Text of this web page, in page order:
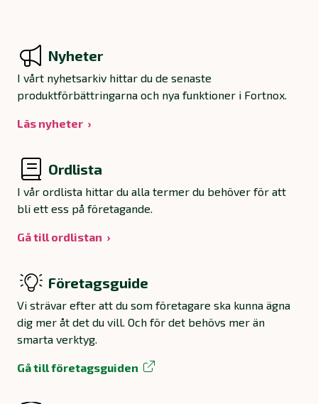
Nyheter
I vårt nyhetsarkiv hittar du de senaste
produktförbättringarna och nya funktioner i Fortnox.
Läs nyheter
Ordlista
I vår ordlista hittar du alla termer du behöver för att
bli ett ess på företagande.
Gå till ordlistan
Företagsguide
Vi strävar efter att du som företagare ska kunna ägna
dig mer åt det du vill. Och för det behövs mer än
smarta verktyg.
Gå till företagsguiden